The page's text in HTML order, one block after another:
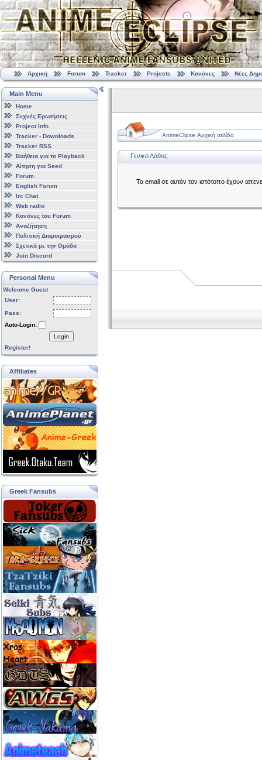
Αρχική Forum Tracker Projects Κανόνες Νέες
Main Menu
Home
Συχνές Ερωτήσεις
Project Info
Tracker - Downloads
Tracker RSS
Βοήθεια για το Playback
Αίτηση για Seed
Forum
English Forum
Irc Chat
Web radio
Κανόνες του Forum
Αναζήτηση
Πολιτική Διαμοιρασμού
Σχετικά με την Ομάδα
Join Discord
Personal Menu
Welcome Guest
User:
Pass:
Auto-Login:
Login
Register!
Affiliates
Greek Fansubs
AnimeClipse Αρχική σελίδα
Γενικό Λάθος
Τα email σε αυτόν τον ιστότοπο έχουν